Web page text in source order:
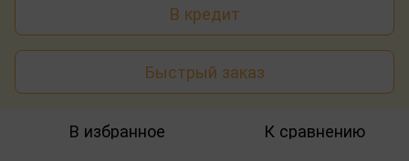
В кредит
Быстрый заказ
В избранное К сравнению